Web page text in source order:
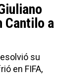
Cantilo a
su
en FIFA,